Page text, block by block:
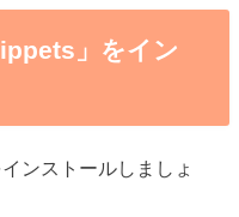
」をイン
ンストールしましょ